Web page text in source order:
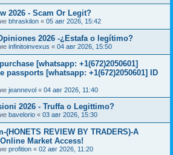
2026 - Scam Or Legit?
bhraskilon « 05 авг 2026, 15:42
2026 -¿Estafa o legítimo?
infinitoinvexus « 04 авг 2026, 15:50
[whatsapp: +1(672)2050601]
passports [whatsapp: +1(672)2050601] ID
jeannevol « 04 авг 2026, 11:40
2026 - Truffa o Legittimo?
bavelorio « 03 авг 2026, 15:30
REVIEW BY TRADERS)-A
Market Access!
profition « 02 авг 2026, 11:20